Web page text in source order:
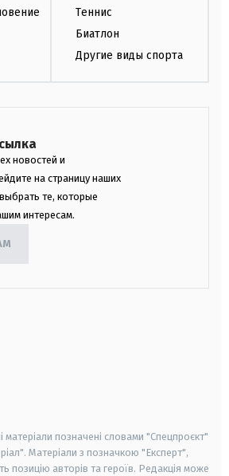
Теннис
Биатлон
Другие виды спорта
новостей и
на страницу наших
те, которые
интересам.
матеріали позначені словами "Спецпроєкт"
Матеріали з позначкою "Експерт",
позицію авторів та героїв. Редакція може